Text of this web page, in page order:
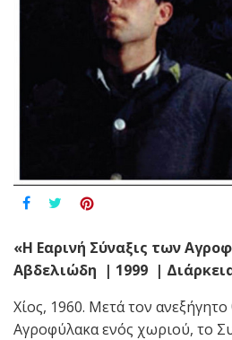
«Η Εαρινή Σύναξις των
Αβδελιώδη | 1999 |
Χίος, 1960. Μετά τον
Αγροφύλακα ενός χωριού, το